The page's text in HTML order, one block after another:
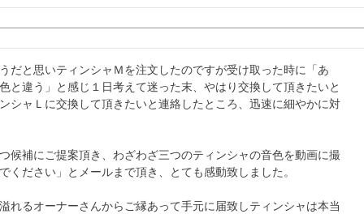
だと思いティンシャＭを注文したのですが受け取った時に「あ
と違う」と感じ１日考えて迷った末、やはり交換して頂きたいと
シャＬに交換して頂きたいと連絡したところ、迅速に細やかに対
候補にご提案頂き、わざわざ三つのティンシャの音色を動画に撮
ください」とメールまで頂き、とても感動致しました。
れるオーナーさんからご縁あって手元に届致しティンシャは本当